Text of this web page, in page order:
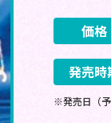
価格
発売時
※発売日（